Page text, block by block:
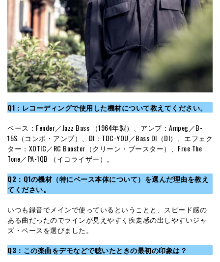
Q1：レコーディングで使用した機材について教えてください。
ベース：Fender／Jazz Bass （1964年製）、アンプ：Ampeg／B-
15S（コンボ・アンプ）、DI：TDC-YOU／Bass DI（DI）、エフェク
ター：XOTIC／RC Booster（クリーン・ブースター）、Free The
Tone／PA-1QB （イコライザー）。
Q2：Q1の機材（特にベース本体について）を選んだ理由を教え
てください。
いつも録音でメインで使っているということと、スピード感の
ある曲だったのでラインが見えやすく疾走感の出しやすいジャ
ズ・ベースを選びました。
Q3：この楽曲をデモなどで聴いたときの最初の印象は？